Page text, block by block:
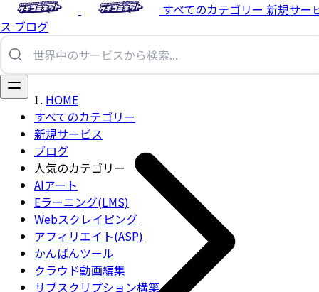
すべてのカテゴリー 新規サー
ス ブログ
すべてのカテゴリー
新規サービス
ブログ
人気のカテゴリー
AIアート
Eラーニング(LMS)
Webスクレイピング
アフィリエイト(ASP)
かんばんツール
クラウド動画編集
サブスクリプション構築
HOME